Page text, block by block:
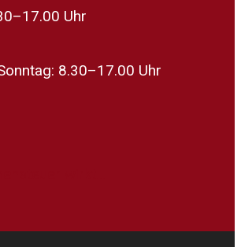
Uhr
8.30–17.00 Uhr